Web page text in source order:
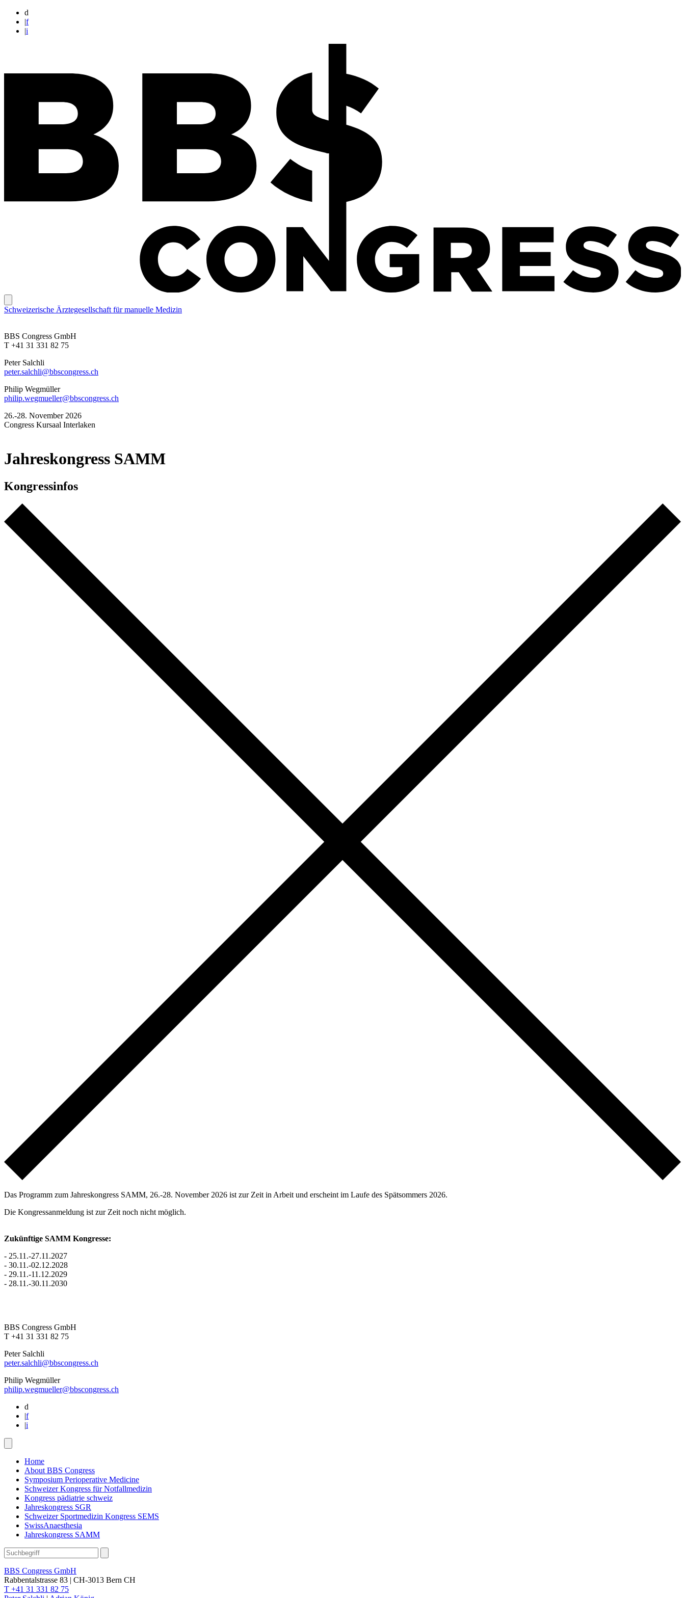
d
|f
|i
Schweizerische Ärztegesellschaft für manuelle Medizin
BBS Congress GmbH
T +41 31 331 82 75
Peter Salchli
peter.salchli@bbscongress.ch
Philip Wegmüller
philip.wegmueller@bbscongress.ch
26.-28. November 2026
Congress Kursaal Interlaken
Jahreskongress SAMM
Kongressinfos
Das Programm zum Jahreskongress SAMM, 26.-28. November 2026 ist zur Zeit in Arbeit und erscheint im Laufe des Spätsommers 2026.
Die Kongressanmeldung ist zur Zeit noch nicht möglich.
Zukünftige SAMM Kongresse:
- 25.11.-27.11.2027
- 30.11.-02.12.2028
- 29.11.-11.12.2029
- 28.11.-30.11.2030
BBS Congress GmbH
T +41 31 331 82 75
Peter Salchli
peter.salchli@bbscongress.ch
Philip Wegmüller
philip.wegmueller@bbscongress.ch
d
|f
|i
Home
About BBS Congress
Symposium Perioperative Medicine
Schweizer Kongress für Notfallmedizin
Kongress pädiatrie schweiz
Jahreskongress SGR
Schweizer Sportmedizin Kongress SEMS
SwissAnaesthesia
Jahreskongress SAMM
BBS Congress GmbH
Rabbentalstrasse 83 | CH-3013 Bern CH
T +41 31 331 82 75